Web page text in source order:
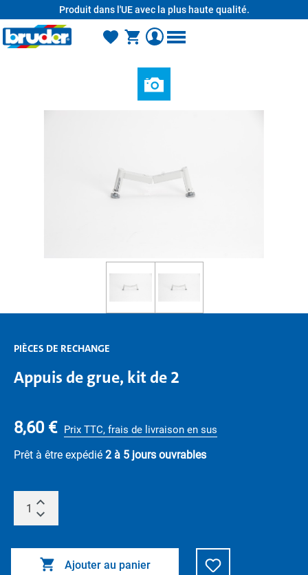
Produit dans l'UE avec la plus haute qualité.
PIÈCES DE RECHANGE
Appuis de grue, kit de 2
8,60 € Prix TTC, frais de livraison en sus
Prêt à être expédié 2 à 5 jours ouvrables
Ajouter au panier